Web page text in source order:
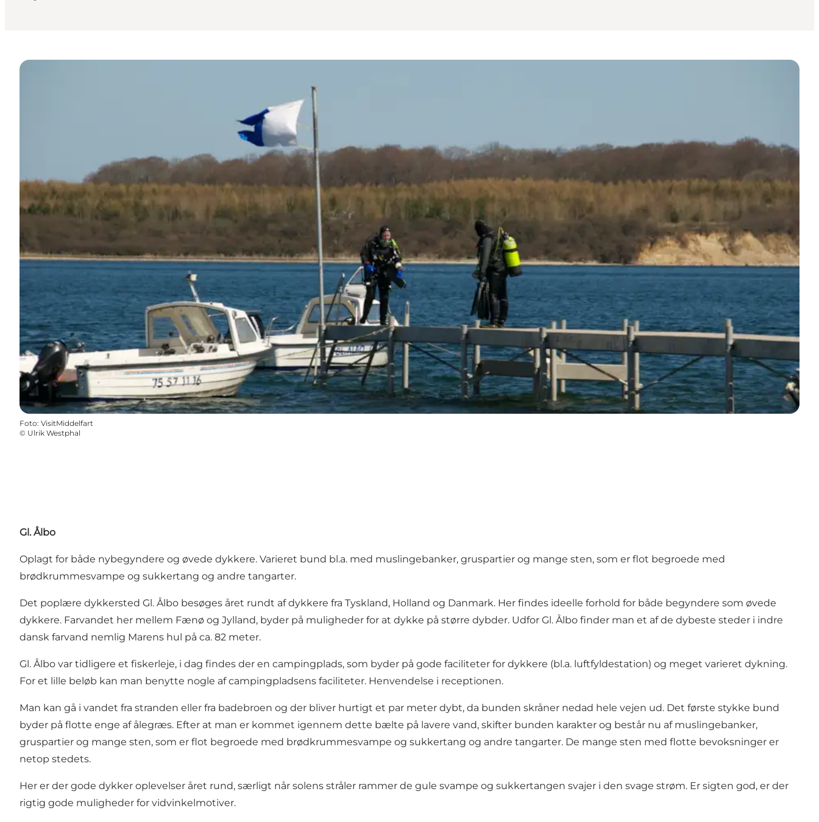
Foto: VisitMiddelfart
© Ulrik Westphal
Gl. Ålbo
Oplagt for både nybegyndere og øvede dykkere. Varieret bund bl.a. med muslingebanker, gruspartier og mange sten, som er flot begroede med
brødkrummesvampe og sukkertang og andre tangarter.
Det poplære dykkersted Gl. Ålbo besøges året rundt af dykkere fra Tyskland, Holland og Danmark. Her findes ideelle forhold for både begyndere som øvede
dykkere. Farvandet her mellem Fænø og Jylland, byder på muligheder for at dykke på større dybder. Udfor Gl. Ålbo finder man et af de dybeste steder i indre
dansk farvand nemlig Marens hul på ca. 82 meter.
Gl. Ålbo var tidligere et fiskerleje, i dag findes der en campingplads, som byder på gode faciliteter for dykkere (bl.a. luftfyldestation) og meget varieret dykning.
For et lille beløb kan man benytte nogle af campingpladsens faciliteter. Henvendelse i receptionen.
Man kan gå i vandet fra stranden eller fra badebroen og der bliver hurtigt et par meter dybt, da bunden skråner nedad hele vejen ud. Det første stykke bund
byder på flotte enge af ålegræs. Efter at man er kommet igennem dette bælte på lavere vand, skifter bunden karakter og består nu af muslingebanker,
gruspartier og mange sten, som er flot begroede med brødkrummesvampe og sukkertang og andre tangarter. De mange sten med flotte bevoksninger er
netop stedets.
Her er der gode dykker oplevelser året rund, særligt når solens stråler rammer de gule svampe og sukkertangen svajer i den svage strøm. Er sigten god, er der
rigtig gode muligheder for vidvinkelmotiver.